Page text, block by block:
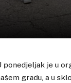
ponedjeljak je u
gradu, a u